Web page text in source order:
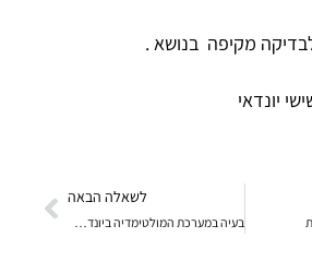
מקיפה בנושא .
יונדאי
לשאלה הבאה